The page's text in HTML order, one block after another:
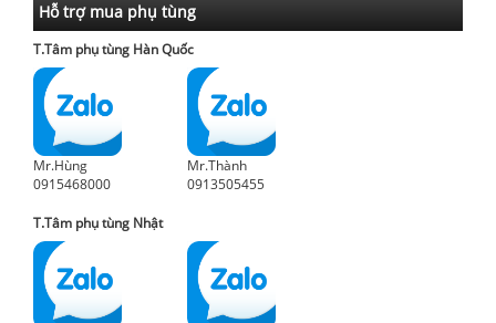
Hỗ trợ mua phụ tùng
T.Tâm phụ tùng Hàn Quốc
Mr.Hùng
0915468000
Mr.Thành
0913505455
T.Tâm phụ tùng Nhật